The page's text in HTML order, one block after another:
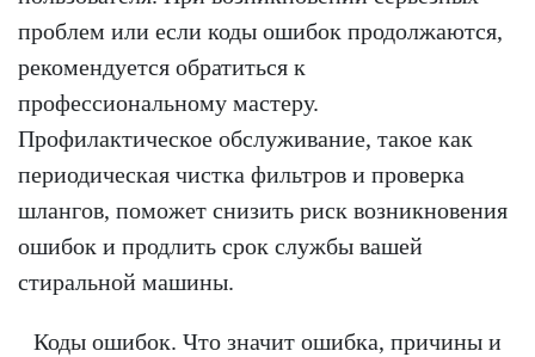
проблем или если коды ошибок продолжаются,
рекомендуется обратиться к
профессиональному мастеру.
Профилактическое обслуживание, такое как
периодическая чистка фильтров и проверка
шлангов, поможет снизить риск возникновения
ошибок и продлить срок службы вашей
стиральной машины.
Коды ошибок. Что значит ошибка, причины и